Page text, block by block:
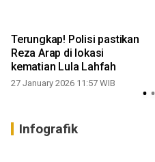
Terungkap! Polisi pastikan
Reza Arap di lokasi
kematian Lula Lahfah
27 January 2026 11:57 WIB
Infografik